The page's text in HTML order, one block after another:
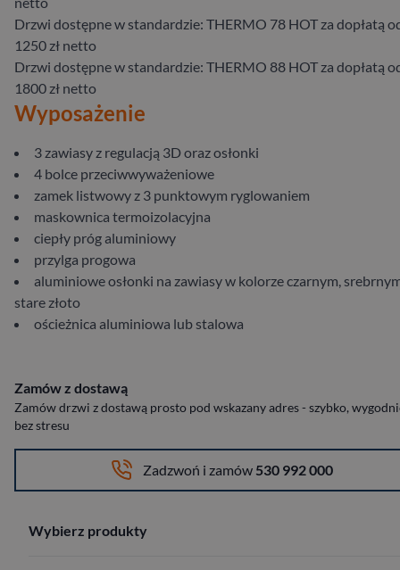
Drzwi dostępne w standardzie: THERMO 78 HOT za dopłatą
1250 zł netto
Drzwi dostępne w standardzie: THERMO 88 HOT za dopłatą
1800 zł netto
Wyposażenie
3 zawiasy z regulacją 3D oraz osłonki
4 bolce przeciwwyważeniowe
zamek listwowy z 3 punktowym ryglowaniem
maskownica termoizolacyjna
ciepły próg aluminiowy
przylga progowa
aluminiowe osłonki na zawiasy w kolorze czarnym,
stare złoto
ościeżnica aluminiowa lub stalowa
Zamów z dostawą
Zamów drzwi z dostawą prosto pod wskazany adres - szybko,
bez stresu
Zadzwoń i zamów 530 992 000
Wybierz produkty